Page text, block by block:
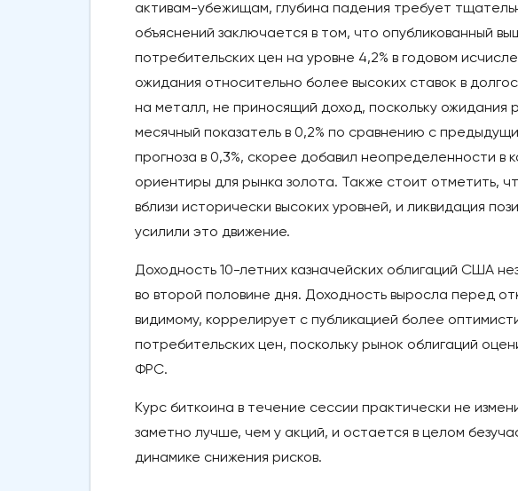
активам-убежищам, глубина падения требует
объяснений заключается в том, что опубликованный
потребительских цен на уровне 4,2% в годовом
ожидания относительно более высоких ставок в
на металл, не приносящий доход, поскольку ожидания
месячный показатель в 0,2% по сравнению с
прогноза в 0,3%, скорее добавил неопределенности в
ориентиры для рынка золота. Также стоит отметить,
вблизи исторически высоких уровней, и ликвидация
усилили это движение.
Доходность 10-летних казначейских облигаций США
во второй половине дня. Доходность выросла перед
видимому, коррелирует с публикацией более
потребительских цен, поскольку рынок облигаций
ФРС.
Курс биткоина в течение сессии практически не
заметно лучше, чем у акций, и остается в целом
динамике снижения рисков.